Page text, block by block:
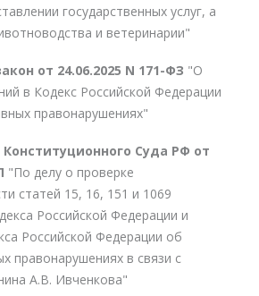
государственных услуг, а
и ветеринарии"
от 24.06.2025 N 171-ФЗ "О
в Кодекс Российской Федерации
правонарушениях"
Суда РФ от
"По делу о проверке
статей 15, 16, 151 и 1069
Российской Федерации и
Российской Федерации об
правонарушениях в связи с
А.В. Ивченкова"